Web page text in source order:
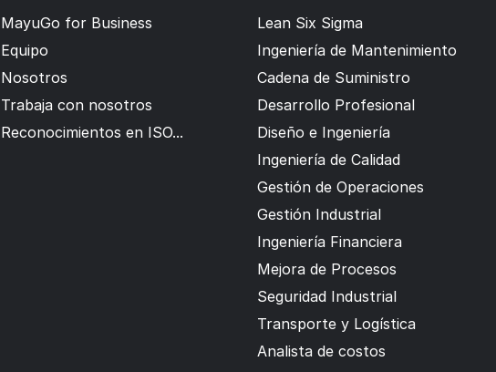
MayuGo for Business
Equipo
Nosotros
Trabaja con nosotros
Reconocimientos en ISO...
Lean Six Sigma
Ingeniería de Mantenimiento
Cadena de Suministro
Desarrollo Profesional
Diseño e Ingeniería
Ingeniería de Calidad
Gestión de Operaciones
Gestión Industrial
Ingeniería Financiera
Mejora de Procesos
Seguridad Industrial
Transporte y Logística
Analista de costos